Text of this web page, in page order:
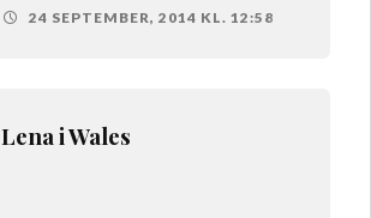
24 SEPTEMBER, 2014 KL. 12:58
Lena i Wales